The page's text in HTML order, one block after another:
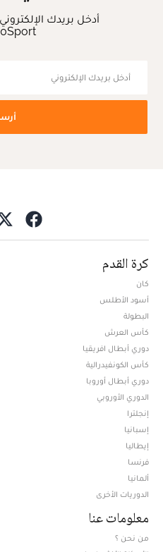
أدخل بريدك
كرة القدم
كان
أسود الأطلس
البطولة
كأس العرش
دوري أبطال افريقيا
كأس الكونفيدرالية
دوري أبطال أوروبا
الدوري الأوروبي
إنجلترا
إسبانيا
إيطاليا
فرنسا
ألمانيا
الدوريات الأخرى
معلومات عنا
من نحن ؟